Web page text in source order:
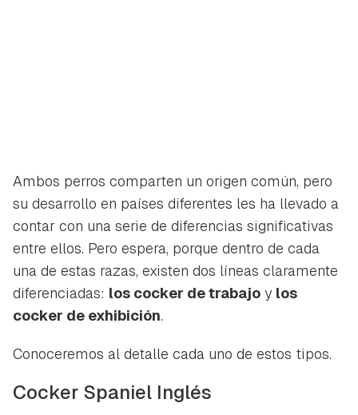
Ambos perros comparten un origen común, pero
su desarrollo en países diferentes les ha llevado a
contar con una serie de diferencias significativas
entre ellos. Pero espera, porque dentro de cada
una de estas razas, existen dos líneas claramente
diferenciadas: los cocker de trabajo y los
cocker de exhibición.
Conoceremos al detalle cada uno de estos tipos.
Cocker Spaniel Inglés